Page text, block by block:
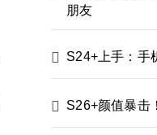
朋友
S24+上手：手
S26+颜值暴击